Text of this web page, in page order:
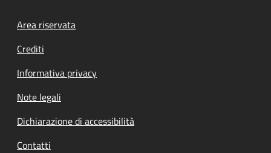
Footer menu
Area riservata
Crediti
Informativa privacy
Note legali
Dichiarazione di accessibilità
Contatti